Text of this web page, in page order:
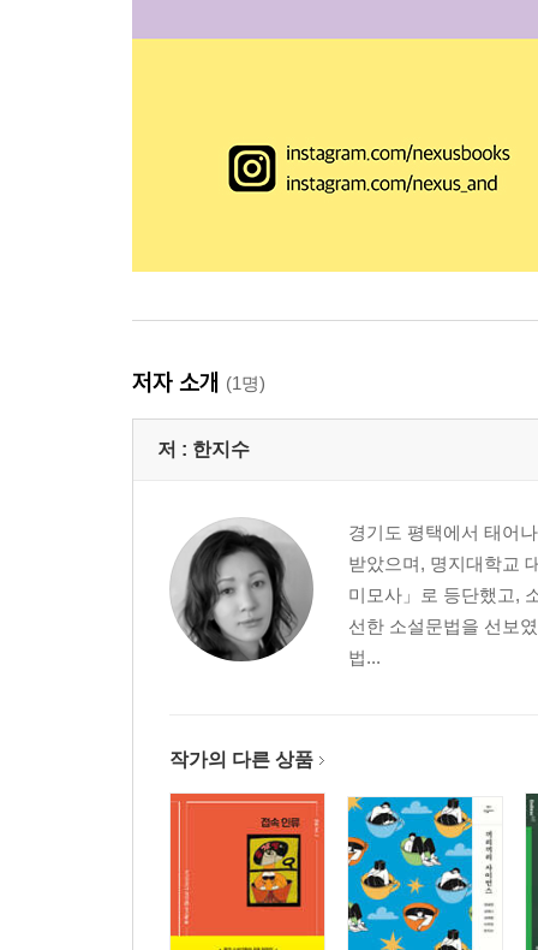
저자 소개 (1명)
저 : 한지수
경기도 평택에서 태어
받았으며, 명지대학교
미모사」로 등단했고,
선한 소설문법을 선보
법...
작가의 다른 상품